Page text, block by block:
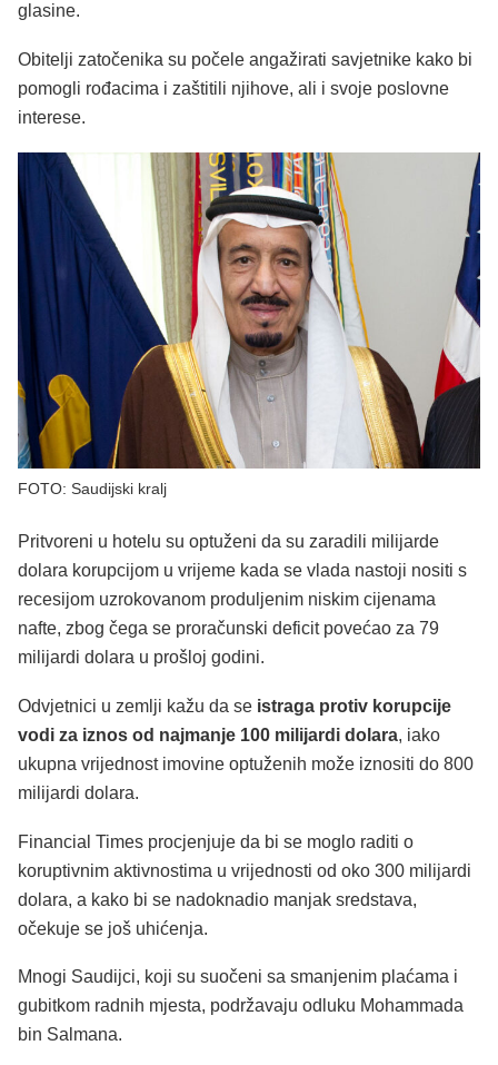
glasine.
Obitelji zatočenika su počele angažirati savjetnike kako bi
pomogli rođacima i zaštitili njihove, ali i svoje poslovne
interese.
FOTO: Saudijski kralj
Pritvoreni u hotelu su optuženi da su zaradili milijarde
dolara korupcijom u vrijeme kada se vlada nastoji nositi s
recesijom uzrokovanom produljenim niskim cijenama
nafte, zbog čega se proračunski deficit povećao za 79
milijardi dolara u prošloj godini.
Odvjetnici u zemlji kažu da se istraga protiv korupcije
vodi za iznos od najmanje 100 milijardi dolara, iako
ukupna vrijednost imovine optuženih može iznositi do 800
milijardi dolara.
Financial Times procjenjuje da bi se moglo raditi o
koruptivnim aktivnostima u vrijednosti od oko 300 milijardi
dolara, a kako bi se nadoknadio manjak sredstava,
očekuje se još uhićenja.
Mnogi Saudijci, koji su suočeni sa smanjenim plaćama i
gubitkom radnih mjesta, podržavaju odluku Mohammada
bin Salmana.